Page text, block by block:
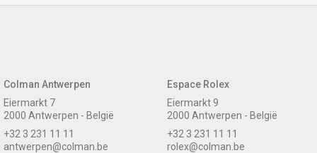
Colman Antwerpen
Eiermarkt 7
2000 Antwerpen - België
+32 3 231 11 11
antwerpen@colman.be
Espace Rolex
Eiermarkt 9
2000 Antwerpen - België
+32 3 231 11 11
rolex@colman.be